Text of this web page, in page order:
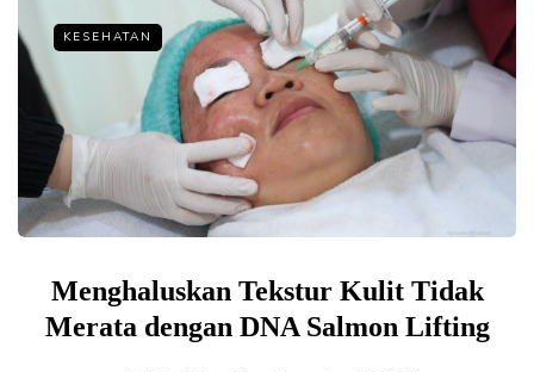
KESEHATAN
Menghaluskan Tekstur Kulit Tidak
Merata dengan DNA Salmon Lifting